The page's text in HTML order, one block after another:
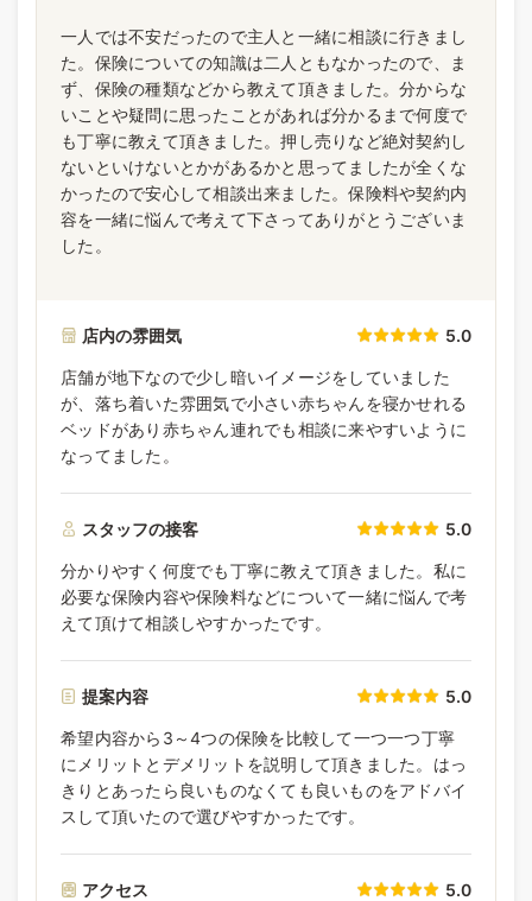
一人では不安だったので主人と一緒に相談に行きまし
た。保険についての知識は二人ともなかったので、ま
ず、保険の種類などから教えて頂きました。分からな
いことや疑問に思ったことがあれば分かるまで何度で
も丁寧に教えて頂きました。押し売りなど絶対契約し
ないといけないとかがあるかと思ってましたが全くな
かったので安心して相談出来ました。保険料や契約内
容を一緒に悩んで考えて下さってありがとうございま
した。
店内の雰囲気 5.0
店舗が地下なので少し暗いイメージをしていました
が、落ち着いた雰囲気で小さい赤ちゃんを寝かせれる
ベッドがあり赤ちゃん連れでも相談に来やすいように
なってました。
スタッフの接客 5.0
分かりやすく何度でも丁寧に教えて頂きました。私に
必要な保険内容や保険料などについて一緒に悩んで考
えて頂けて相談しやすかったです。
提案内容 5.0
希望内容から3～4つの保険を比較して一つ一つ丁寧
にメリットとデメリットを説明して頂きました。はっ
きりとあったら良いものなくても良いものをアドバイ
スして頂いたので選びやすかったです。
アクセス 5.0